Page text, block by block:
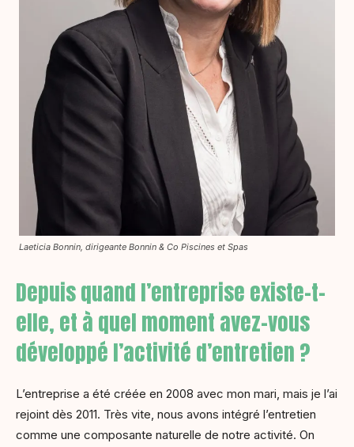
Laeticia Bonnin, dirigeante Bonnin & Co Piscines et Spas
Depuis quand l’entreprise existe-t-
elle, et à quel moment avez-vous
développé l’activité d’entretien ?
L’entreprise a été créée en 2008 avec mon mari, mais je l’ai
rejoint dès 2011. Très vite, nous avons intégré l’entretien
comme une composante naturelle de notre activité. On